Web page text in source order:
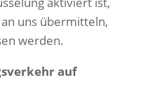
uns übermitteln,
werden.
auf